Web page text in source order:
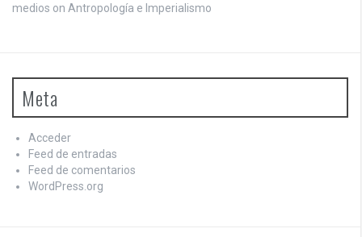
medios on Antropología e Imperialismo
Meta
Acceder
Feed de entradas
Feed de comentarios
WordPress.org